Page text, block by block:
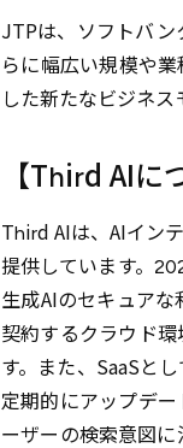
JTPは、ソフトバン
らに幅広い規模や
した新たなビジネス
【Third AIに
Third AIは、AIイン
提供しています。
生成AIのセキュア
契約するクラウド
す。また、SaaSと
定期的にアップデ
ーザーの検索意図